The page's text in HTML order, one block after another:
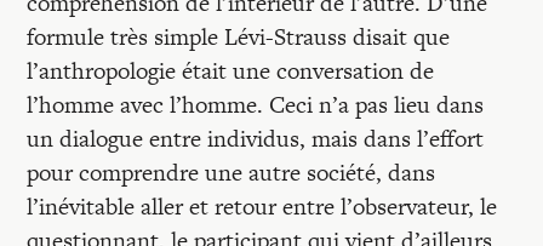
formule très simple Lévi-Strauss disait que
l’anthropologie était une conversation de
l’homme avec l’homme. Ceci n’a pas lieu dans
un dialogue entre individus, mais dans l’effort
pour comprendre une autre société, dans
l’inévitable aller et retour entre l’observateur, le